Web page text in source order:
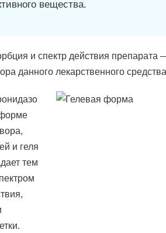
вещества.
и спектр действия
данного лекарственного
и геля
тем